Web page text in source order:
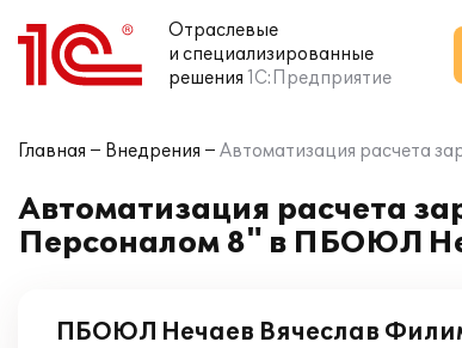
Отраслевые
и специализированные
решения 1С:Предприятие
Главная Внедрения Автоматизация расчета
Автоматизация расчета
Персоналом 8" в ПБОЮЛ
ПБОЮЛ Нечаев Вячеслав